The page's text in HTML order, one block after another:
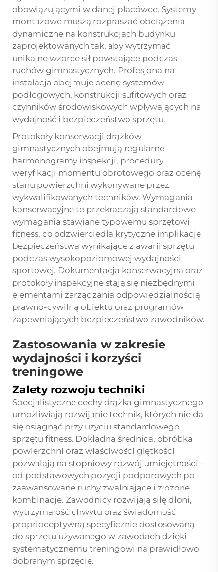
obowiązującymi w danej placówce. Systemy
montażowe muszą rozpraszać obciążenia
dynamiczne na konstrukcjach budynku
zaprojektowanych tak, aby wytrzymać
unikalne wzorce sił powstające podczas
ruchów gimnastycznych. Profesjonalna
instalacja obejmuje ocenę systemów
podłogowych, konstrukcji sufitowych oraz
czynników środowiskowych wpływających na
wydajność i bezpieczeństwo sprzętu.
Protokoły konserwacji drążków
gimnastycznych obejmują regularne
harmonogramy inspekcji, procedury
weryfikacji momentu obrotowego oraz ocenę
stanu powierzchni wykonywane przez
wykwalifikowanych techników. Wymagania
konserwacyjne te przekraczają standardowe
wymagania stawiane typowemu sprzętowi
fitness, co odzwierciedla krytyczne implikacje
bezpieczeństwa wynikające z awarii sprzętu
podczas wysokopoziomowej wydajności
sportowej. Dokumentacja konserwacyjna oraz
protokoły inspekcyjne stają się niezbędnymi
elementami zarządzania odpowiedzialnością
prawno-cywilną obiektu oraz programów
zapewniających bezpieczeństwo zawodników.
Zastosowania w zakresie
wydajności i korzyści
treningowe
Zalety rozwoju techniki
Specjalistyczne cechy drążka gimnastycznego
umożliwiają rozwijanie technik, których nie da
się osiągnąć przy użyciu standardowego
sprzętu fitness. Dokładna średnica, obróbka
powierzchni oraz właściwości giętkości
pozwalają na stopniowy rozwój umiejętności –
od podstawowych pozycji podporowych po
zaawansowane ruchy zwalniające i złożone
kombinacje. Zawodnicy rozwijają siłę dłoni,
wytrzymałość chwytu oraz świadomość
proprioceptywną specyficznie dostosowaną
do sprzętu używanego w zawodach dzięki
systematycznemu treningowi na prawidłowo
dobranym sprzęcie.